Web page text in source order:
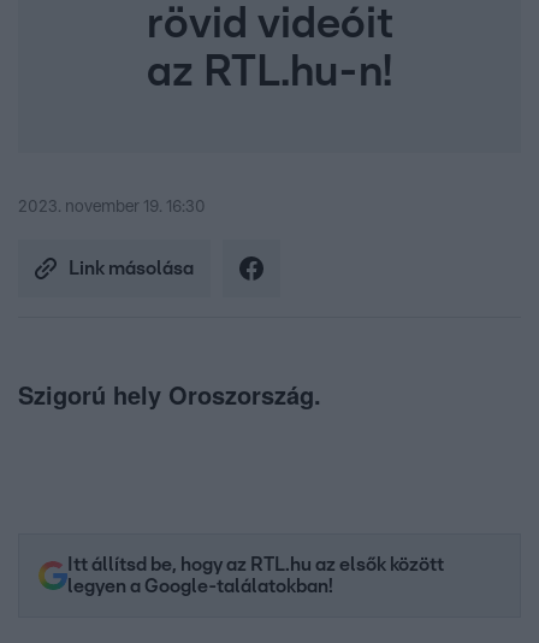
rövid videóit
az RTL.hu-n!
2023. november 19. 16:30
Link másolása
Szigorú hely Oroszország.
Itt állítsd be, hogy az RTL.hu az elsők között
legyen a Google-találatokban!